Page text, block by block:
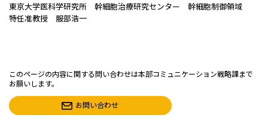
東京大学医科学研究所 幹細胞治療研究センター 幹細胞制御領域
特任准教授 服部浩一
このページの内容に関する問い合わせは本部コミュニケーション戦略課まで
お願いします。
お問い合わせ